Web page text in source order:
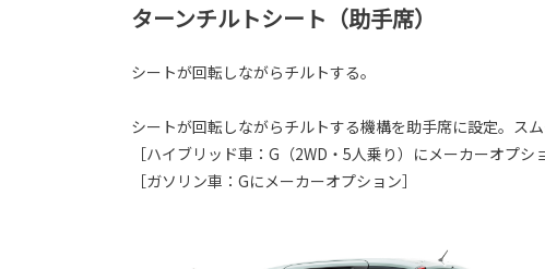
ターンチルトシート（助手席）
シートが回転しながらチルトする。
シートが回転しながらチルトする機構を助手席に設定。ス
［ハイブリッド車：G（2WD・5人乗り）にメーカーオプシ
［ガソリン車：Gにメーカーオプション］